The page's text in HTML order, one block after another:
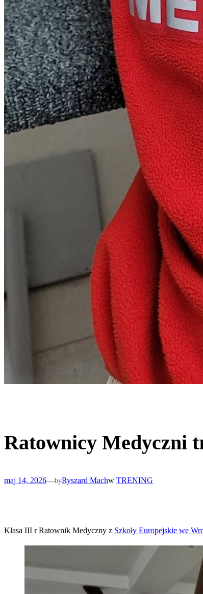
Ratownicy Medyczni
maj 14, 2026—byRyszard Machw TRENING
Klasa III r Ratownik Medyczny z Szkoły Europejskie we